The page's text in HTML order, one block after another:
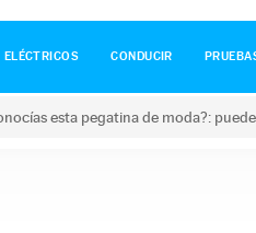
ELÉCTRICOS CONDUCIR
esta pegatina de moda?: